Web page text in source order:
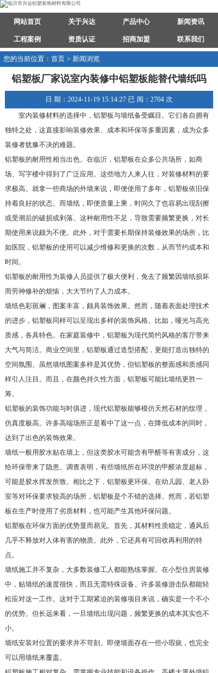
网站首页 关于兴达 产品中心 新闻资讯
工程案例 资质认证 招商加盟 联系我们
您的当前位置：首页 > 新闻浏览
铝塑板厂家说室内装修中铝塑板能替代墙纸吗
日 期：2024-11-19 15:14:27 已 阅：2704 次
室内装修材料的选择中，铝塑板与墙纸备受瞩目。它们各自拥有
独特之处，这直接影响装修效果、成本和环保等多重因素，成为众多
装修者犹豫不决的难题。
铝塑板的耐用性相当出色。在临沂，铝塑板在众多公共场所，如商
场、写字楼中得到了广泛应用。这些地方人来人往，对装修材料的要
求极高。就拿一些商场的外墙来说，即便使用了多年，铝塑板依旧保
持着良好的状态。而墙纸，即便质量上乘，时间久了也容易出现刮擦
或受潮后的破损或剥落。这种耐用性不足，导致需要频繁更换，对长
期使用来说颇为不便。此外，对于需要长期保持装修效果的场所，比
如医院，铝塑板的使用可以减少维修和更换的次数，从而节约成本和
时间。
铝塑板的耐用性为装修人员提供了极大便利，免去了频繁因墙纸损坏
而劳神修补的烦恼，大大节约了人力成本。
墙纸色彩斑斓，图案丰富，颇具装饰效果。然而，随着表面处理技术
的进步，铝塑板同样可以呈现出多样的装饰风格。比如，哑光与高光
质感，各具特色。在家庭装修中，铝塑板为现代简约风格的客厅带来
大气与简洁。商业空间里，铝塑板通过造型搭配，更能打造出独特的
空间氛围。虽然墙纸图案多样是其优势，但铝塑板的整面感和质感同
样引人注目。而且，在颜色持久性方面，铝塑板可能比墙纸更胜一
筹。
铝塑板的装饰功能与时俱进，现代铝塑板能够模仿天然石材的纹理，
仿真度极高。许多高端场所正是看中了这一点，在降低成本的同时，
达到了出色的装饰效果。
墙纸一般用胶水贴在墙上，但这类胶水可能含有甲醛等有害成分，这
给环保带来了隐患。调查表明，有些墙纸所在环境的甲醛浓度超标，
可能是胶水挥发所致。相比之下，铝塑板更环保。在幼儿园、老人卧
室等对环保要求较高的场所，铝塑板是个不错的选择。然而，若铝塑
板在生产时使用了劣质材料，也可能产生其他环保问题。
铝塑板在环保方面的优势显而易见。首先，其材料性质稳定，通风后
几乎不释放对人体有害的物质。此外，它还具有可回收再利用的特
点。
墙纸施工并不复杂，大多数装修工人都能熟练掌握。在小型住房装修
中，贴墙纸的速度很快，而且无需特殊设备。许多装修游击队都能轻
松应对这一工作。这对于工期紧迫的装修项目来说，确实是一个不小
的优势。但长远来看，一旦墙纸出现问题，频繁更换的成本其实也不
小。
墙纸安装对位置的要求并不苛刻。即便墙面存在一些小瑕疵，也完全
可以用墙纸来覆盖。